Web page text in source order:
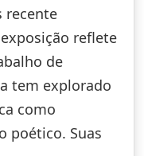
recente
reflete
de
tem explorado
como
poético. Suas